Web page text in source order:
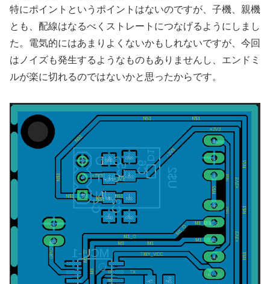
特にポイントというポイントはないのですが、子機、親機
とも、配線はなるべくストレートにつなげるようにしまし
た。電気的にはあまりよくないかもしれないですが、今回
はノイズも発生するようなものもありませんし、エンドミ
ルが楽に切れるのではないかと思ったからです。